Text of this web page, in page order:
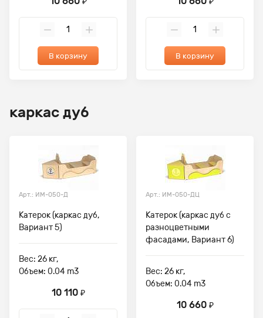
В корзину В корзину
каркас дуб
Арт.: ИМ-050-Д
Катерок (каркас дуб,
Вариант 5)
Вес: 26 кг,
Объем: 0.04 m3
10 110 ₽
Арт.: ИМ-050-ДЦ
Катерок (каркас дуб с
разноцветными
фасадами, Вариант 6)
Вес: 26 кг,
Объем: 0.04 m3
10 660 ₽